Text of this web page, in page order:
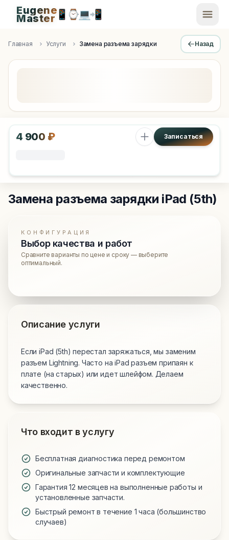
Apple Diagnostics & Engineering Authority in Saint
Eugene
Master📱 ⌚💻📲
Главная Услуги Замена разъема зарядки Назад
4 900 ₽ Записаться
Замена разъема зарядки iPad (5th)
КОНФИГУРАЦИЯ
Выбор качества и работ
Сравните варианты по цене и сроку — выберите
оптимальный.
Описание услуги
Если iPad (5th) перестал заряжаться, мы заменим
разъем Lightning. Часто на iPad разъем припаян к
плате (на старых) или идет шлейфом. Делаем
качественно.
Что входит в услугу
Бесплатная диагностика перед ремонтом
Оригинальные запчасти и комплектующие
Гарантия 12 месяцев на выполненные работы и
установленные запчасти.
Быстрый ремонт в течение 1 часа (большинство
случаев)